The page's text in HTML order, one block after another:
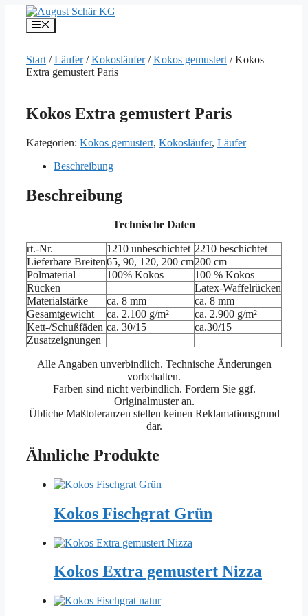
Inhalt
springen
Menü
Start /Läufer/Kokosläufer/Kokos gemustert / Kokos
Extra gemustert Paris
Kokos Extra gemustert Paris
Kategorien: Kokos gemustert, Kokosläufer, Läufer
Beschreibung
Beschreibung
Technische Daten
rt.-Nr. 1210 unbeschichtet 2210 beschichtet
Lieferbare Breiten65, 90, 120, 200 cm200 cm
Polmaterial
100% Kokos
100 % Kokos
Rücken
–
Latex-Waffelrücken
Materialstärke
ca. 8 mm
ca. 8 mm
Gesamtgewicht
ca. 2.100 g/m²
ca. 2.900 g/m²
Kett-/Schußfäden ca. 30/15
ca.30/15
Zusatzeignungen
Alle Angaben unverbindlich. Technische Änderungen
vorbehalten.
Farben sind nicht verbindlich. Fordern Sie ggf.
Originalmuster an.
Übliche Maßtoleranzen stellen keinen Reklamationsgrund
dar.
Ähnliche Produkte
Kokos Fischgrat Grün
Kokos Extra gemustert Nizza